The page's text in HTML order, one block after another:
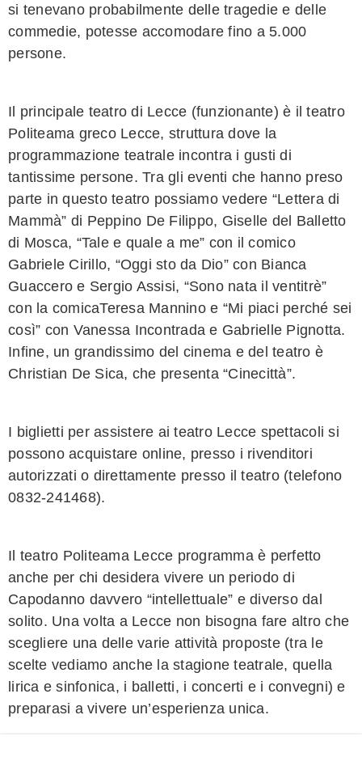
si tenevano probabilmente delle tragedie e delle
commedie, potesse accomodare fino a 5.000
persone.
Il principale teatro di Lecce (funzionante) è il teatro
Politeama greco Lecce, struttura dove la
programmazione teatrale incontra i gusti di
tantissime persone. Tra gli eventi che hanno preso
parte in questo teatro possiamo vedere “Lettera di
Mammà” di Peppino De Filippo, Giselle del Balletto
di Mosca, “Tale e quale a me” con il comico
Gabriele Cirillo, “Oggi sto da Dio” con Bianca
Guaccero e Sergio Assisi, “Sono nata il ventitrè”
con la comicaTeresa Mannino e “Mi piaci perché sei
così” con Vanessa Incontrada e Gabrielle Pignotta.
Infine, un grandissimo del cinema e del teatro è
Christian De Sica, che presenta “Cinecittà”.
I biglietti per assistere ai teatro Lecce spettacoli si
possono acquistare online, presso i rivenditori
autorizzati o direttamente presso il teatro (telefono
0832-241468).
Il teatro Politeama Lecce programma è perfetto
anche per chi desidera vivere un periodo di
Capodanno davvero “intellettuale” e diverso dal
solito. Una volta a Lecce non bisogna fare altro che
scegliere una delle varie attività proposte (tra le
scelte vediamo anche la stagione teatrale, quella
lirica e sinfonica, i balletti, i concerti e i convegni) e
preparasi a vivere un’esperienza unica.